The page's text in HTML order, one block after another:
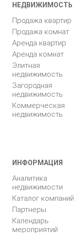
НЕДВИЖИМОСТЬ
Продажа квартир
Продажа комнат
Аренда квартир
Аренда комнат
Элитная
недвижимость
Загородная
недвижимость
Коммерческая
недвижимость
ИНФОРМАЦИЯ
Аналитика
недвижимости
Каталог компаний
Партнеры
Календарь
мероприятий